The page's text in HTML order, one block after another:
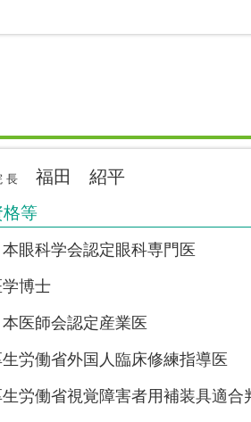
長 福田 紹平
格等
眼科学会認定眼科専門医
博士
医師会認定産業医
労働省外国人臨床修練指導医
労働省視覚障害者用補装具適合